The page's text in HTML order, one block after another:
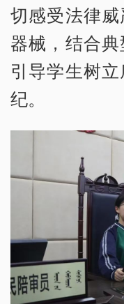
切感受法律
器械，结合典
引导学生树
纪。